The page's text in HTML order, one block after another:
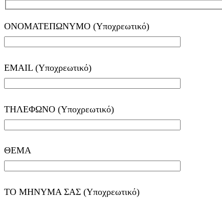
ΟΝΟΜΑΤΕΠΩΝΥΜΟ (Υποχρεωτικό)
EMAIL (Υποχρεωτικό)
ΤΗΛΕΦΩΝΟ (Υποχρεωτικό)
ΘΕΜΑ
ΤΟ ΜΗΝΥΜΑ ΣΑΣ (Υποχρεωτικό)